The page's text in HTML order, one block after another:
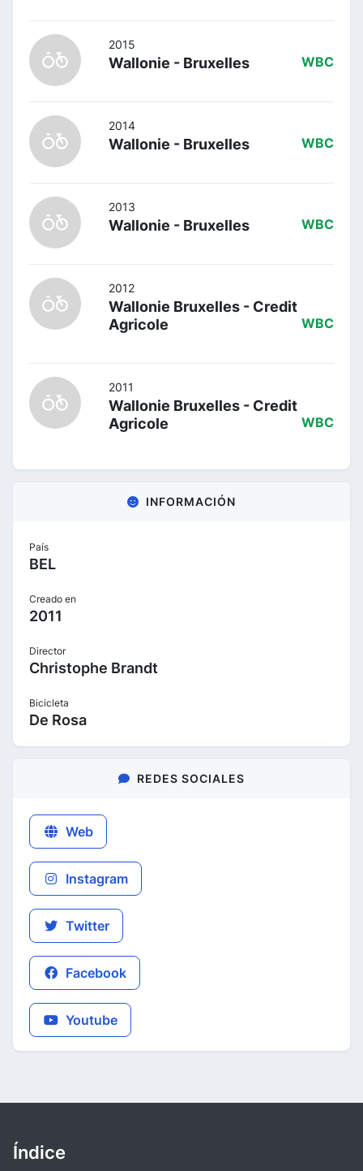
2015
Wallonie - Bruxelles WBC
2014
Wallonie - Bruxelles WBC
2013
Wallonie - Bruxelles WBC
2012
Wallonie Bruxelles - Credit
Agricole
WBC
2011
Wallonie Bruxelles - Credit
Agricole
WBC
INFORMACIÓN
País
BEL
Creado en
2011
Director
Christophe Brandt
Bicicleta
De Rosa
REDES SOCIALES
Web
Instagram
Twitter
Facebook
Youtube
Índice